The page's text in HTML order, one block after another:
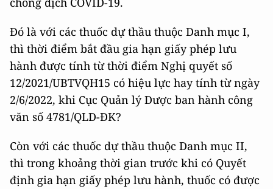
Đó là với các thuốc dự thầu thuộc Danh mục I,
thì thời điểm bắt đầu gia hạn giấy phép lưu
hành được tính từ thời điểm Nghị quyết số
12/2021/UBTVQH15 có hiệu lực hay tính từ ngày
2/6/2022, khi Cục Quản lý Dược ban hành công
văn số 4781/QLD-ĐK?
Còn với các thuốc dự thầu thuộc Danh mục II,
thì trong khoảng thời gian trước khi có Quyết
định gia hạn giấy phép lưu hành, thuốc có được